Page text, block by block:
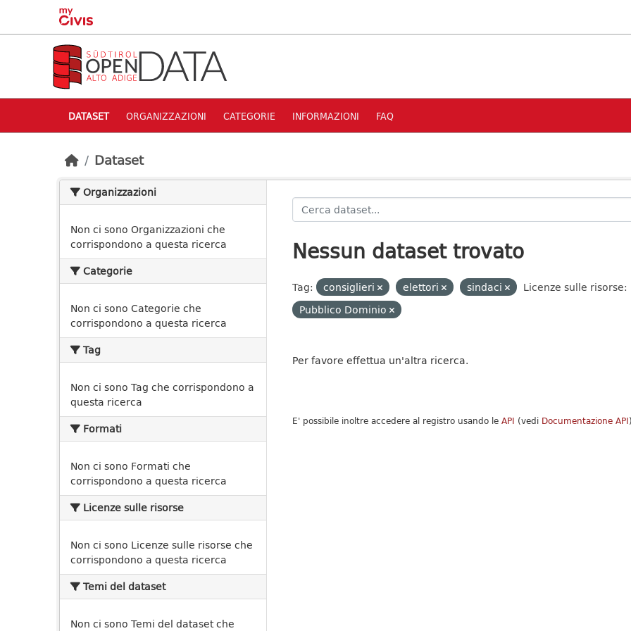
Skip to main content
DATASET ORGANIZZAZIONI CATEGORIE INFORMAZIONI FAQ
Dataset
Organizzazioni
Non ci sono Organizzazioni che
corrispondono a questa ricerca
Categorie
Non ci sono Categorie che
corrispondono a questa ricerca
Tag
Non ci sono Tag che corrispondono a
questa ricerca
Formati
Non ci sono Formati che
corrispondono a questa ricerca
Licenze sulle risorse
Non ci sono Licenze sulle risorse che
corrispondono a questa ricerca
Temi del dataset
Non ci sono Temi del dataset che
Nessun dataset trovato
Tag: consiglieri elettori sindaci
Licenze sulle risorse:
Pubblico Dominio
Per favore effettua un'altra ricerca.
E' possibile inoltre accedere al registro usando le API (vedi Documentazione API